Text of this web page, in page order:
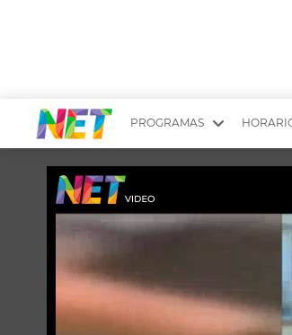
PROGRAMAS
YUYITO A LA TARDE
QUÉ TE PASA